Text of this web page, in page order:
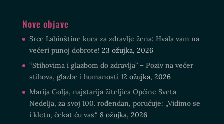
Nove objave
Srce Labinštine kuca za zdravlje žena: Hvala vam na
večeri punoj dobrote! 23 ožujka, 2026
“Stihovima i glazbom do zdravlja” – Poziv na večer
stihova, glazbe i humanosti 12 ožujka, 2026
Marija Golja, najstarija žiteljica Općine Sveta
Nedelja, za svoj 100. rođendan, poručuje: „Vidimo se
i kletu, čekat ću vas.“ 8 ožujka, 2026